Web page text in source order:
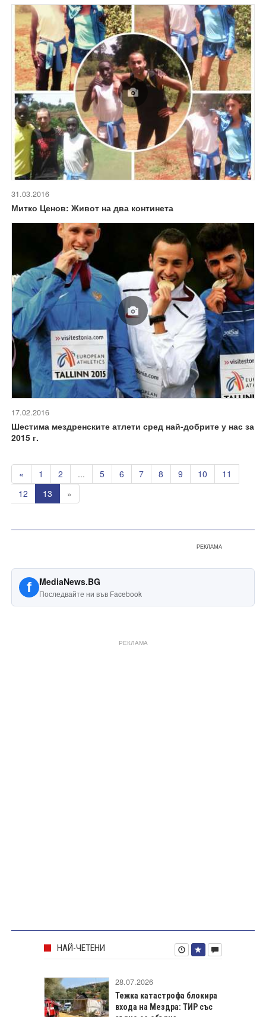
31.03.2016
Митко Ценов: Живот на два континета
17.02.2016
Шестима мездренските атлети сред най-добрите у нас за
2015 г.
« 1 2 ... 5 6 7 8 9 10
11
12
13 »
РЕКЛАМА
f MediaNews.BG
Последвайте ни във Facebook
РЕКЛАМА
НАЙ-ЧЕТЕНИ
28.07.2026
Тежка катастрофа блокира
входа на Мездра: ТИР със